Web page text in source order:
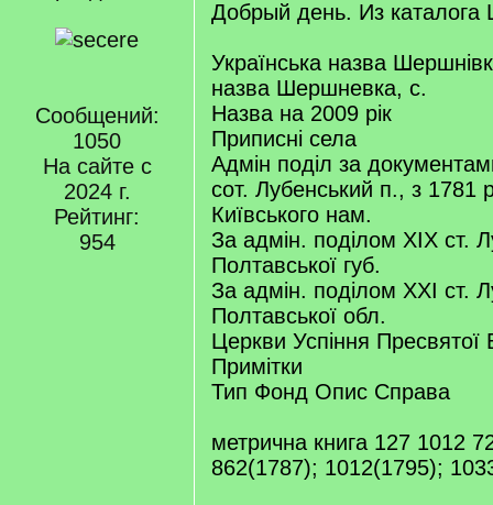
Сообщений:
1050
На сайте с
2024 г.
Рейтинг:
954
Добрый день. Из
Українська назва
назва Шершневка, с.
Назва на 2009 рік
Приписні села
Адмін поділ за
сот. Лубенський п., з 1781
Київського нам.
За адмін. поділом XIX ст.
Полтавської губ.
За адмін. поділом XXI ст.
Полтавської обл.
Церкви Успіння Пресвятої
Примітки
Тип Фонд Опис Справа
метрична книга 127 1012
862(1787); 1012(1795);